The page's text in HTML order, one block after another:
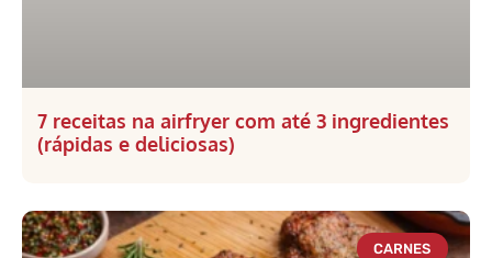
7 receitas na airfryer com até 3 ingredientes
(rápidas e deliciosas)
CARNES